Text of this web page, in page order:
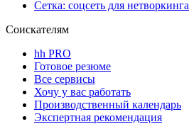
Сетка: соцсеть для нетворкинга
Соискателям
hh PRO
Готовое резюме
Все сервисы
Хочу у вас работать
Производственный календарь
Экспертная рекомендация